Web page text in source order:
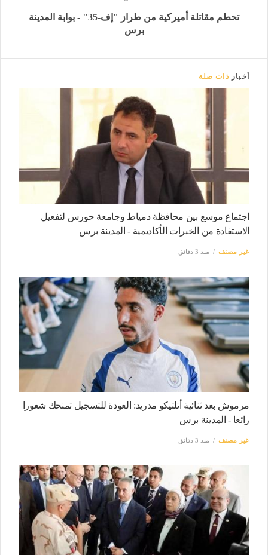
تحطم مقاتلة أميركية من طراز "إف-35" - بوابة المدينة
برس
أخبار ذات صلة
اجتماع موسع بين محافظة دمياط وجامعة حورس لتفعيل
الاستفادة من الخبرات الأكاديمية - المدينة برس
غير مصنف منذ 3 دقائق
مرموش بعد ثنائية أتلتيكو مدريد: العودة للتسجيل تمنحك شعورا
رائعا - المدينة برس
غير مصنف منذ 3 دقائق